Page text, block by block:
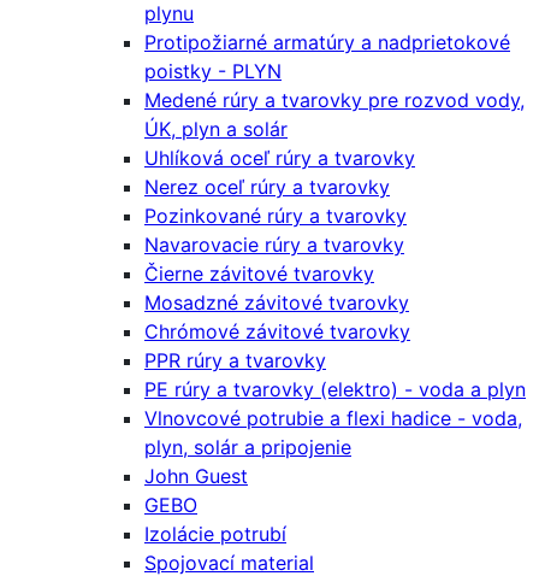
plynu
Protipožiarné armatúry a nadprietokové
poistky - PLYN
Medené rúry a tvarovky pre rozvod vody,
ÚK, plyn a solár
Uhlíková oceľ rúry a tvarovky
Nerez oceľ rúry a tvarovky
Pozinkované rúry a tvarovky
Navarovacie rúry a tvarovky
Čierne závitové tvarovky
Mosadzné závitové tvarovky
Chrómové závitové tvarovky
PPR rúry a tvarovky
PE rúry a tvarovky (elektro) - voda a plyn
Vlnovcové potrubie a flexi hadice - voda,
plyn, solár a pripojenie
John Guest
GEBO
Izolácie potrubí
Spojovací material